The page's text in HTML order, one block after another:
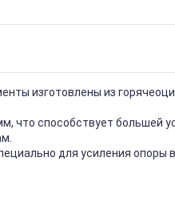
изготовлены из
что способствует большей
для усиления опоры